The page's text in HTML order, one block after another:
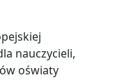
nauczycieli,
oświaty